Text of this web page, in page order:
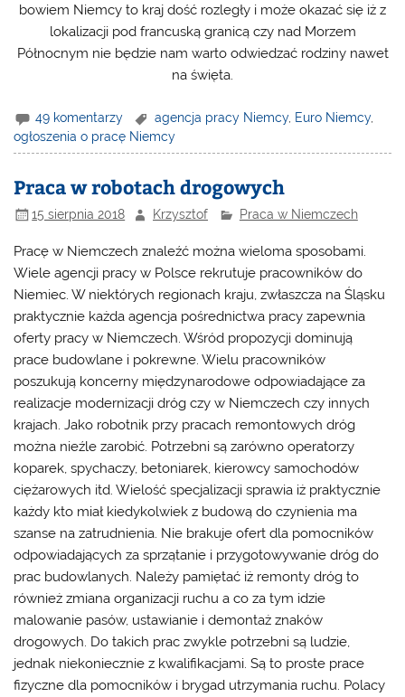
bowiem Niemcy to kraj dość rozległy i może okazać się iż z
lokalizacji pod francuską granicą czy nad Morzem
Północnym nie będzie nam warto odwiedzać rodziny nawet
na święta.
49 komentarzy agencja pracy Niemcy, Euro Niemcy,
ogłoszenia o pracę Niemcy
Praca w robotach drogowych
15 sierpnia 2018 Krzysztof Praca w Niemczech
Pracę w Niemczech znaleźć można wieloma sposobami.
Wiele agencji pracy w Polsce rekrutuje pracowników do
Niemiec. W niektórych regionach kraju, zwłaszcza na Śląsku
praktycznie każda agencja pośrednictwa pracy zapewnia
oferty pracy w Niemczech. Wśród propozycji dominują
prace budowlane i pokrewne. Wielu pracowników
poszukują koncerny międzynarodowe odpowiadające za
realizacje modernizacji dróg czy w Niemczech czy innych
krajach. Jako robotnik przy pracach remontowych dróg
można nieźle zarobić. Potrzebni są zarówno operatorzy
koparek, spychaczy, betoniarek, kierowcy samochodów
ciężarowych itd. Wielość specjalizacji sprawia iż praktycznie
każdy kto miał kiedykolwiek z budową do czynienia ma
szanse na zatrudnienia. Nie brakuje ofert dla pomocników
odpowiadających za sprzątanie i przygotowywanie dróg do
prac budowlanych. Należy pamiętać iż remonty dróg to
również zmiana organizacji ruchu a co za tym idzie
malowanie pasów, ustawianie i demontaż znaków
drogowych. Do takich prac zwykle potrzebni są ludzie,
jednak niekoniecznie z kwalifikacjami. Są to proste prace
fizyczne dla pomocników i brygad utrzymania ruchu. Polacy